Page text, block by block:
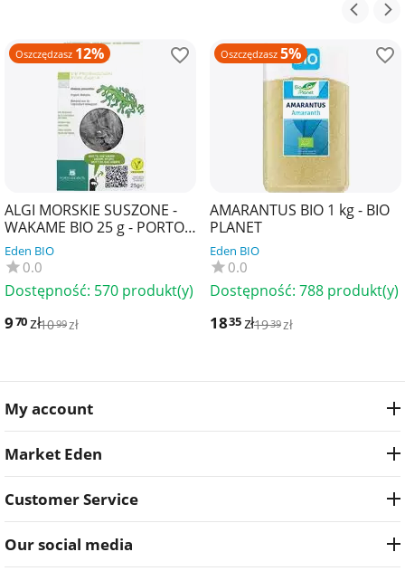
Oszczędzasz 12%
ALGI MORSKIE SUSZONE -
WAKAME BIO 25 g - PORTO
MUINOS
Eden BIO
0.0
Dostępność: 570 produkt(y)
970zł1099zł
Oszczędzasz 5%
AMARANTUS BIO 1 kg - BIO
PLANET
Eden BIO
0.0
Dostępność: 788 produkt(y)
1835zł1939zł
My account
Market Eden
Customer Service
Our social media